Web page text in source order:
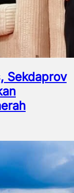
Sekdaprov